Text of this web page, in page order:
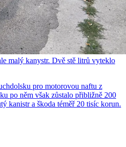
malý kanystr. Dvě stě litrů vyteklo
pro motorovou naftu z
po něm však zůstalo přibližně 200
kanistr a škoda téměř 20 tisíc korun.